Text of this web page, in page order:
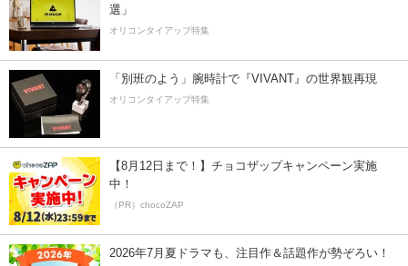
選」
オリコンタイアップ特集
「別班のよう」腕時計で『VIVANT』の世界観再現
オリコンタイアップ特集
【8月12日まで！】チョコザップキャンペーン実施
中！
（PR）chocoZAP
2026年7月夏ドラマも、注目作＆話題作が勢ぞろい！